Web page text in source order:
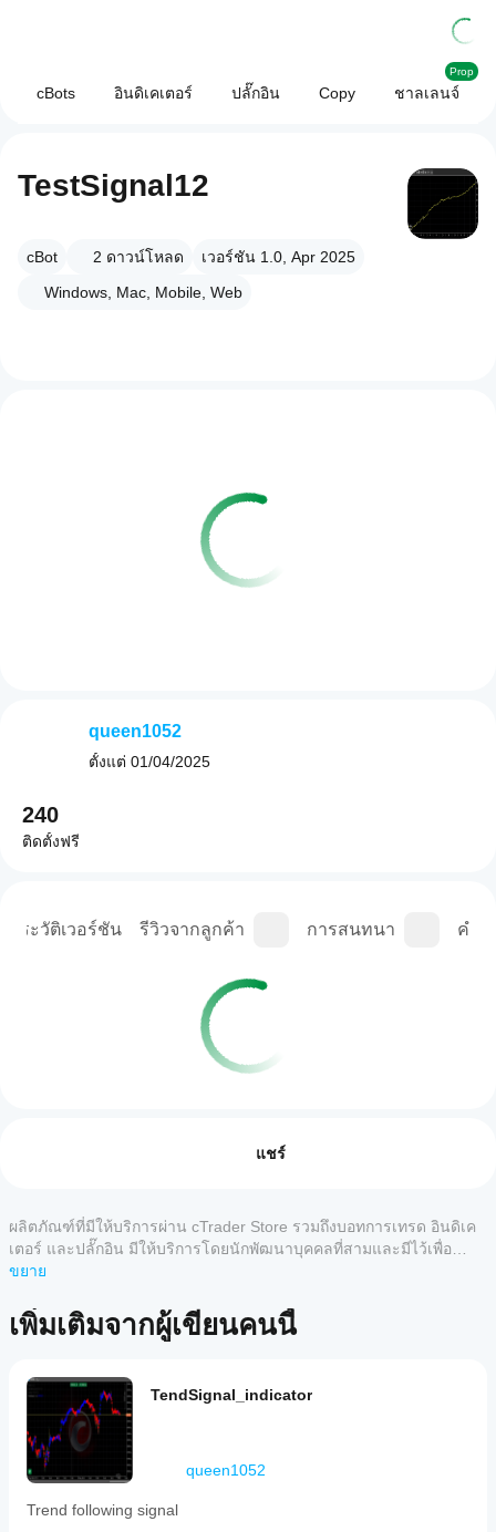
cBots อินดิเคเตอร์ ปลั๊กอิน Copy ชาลเลนจ์
Prop
TestSignal12
cBot 2 ดาวน์โหลด
เวอร์ชัน 1.0, Apr 2025
Windows, Mac, Mobile, Web
ประวัติเวอร์ชัน รีวิวจากลูกค้า การสนทนา คำถ
รีวิวจากลูกค้า
ยังไม่มี
ตภัณฑ์
นี้ หาก
ล้ว ขอ
เชิญมา
เป็นคน
แรกที่
ติดตั้ง ให้
เริ่มอินส
คลาวด์
เครื่องของ
แอป
cTrader
ใดบ้าง
รองรับ
cBots?
cTrader
ทั้งหมด
รองรับ
การ
ดำเนิน
การ
คลาวด์
ทดสอบ
ประสิทธิภาพ
ของ cBot ได้
อย่างไร?
รัน cBot
บนบัญชี
ทดลองที่
ประสิทธิภาพ
แชร์
ผลิตภัณฑ์ที่มีให้บริการผ่าน cTrader Store รวมถึงบอทการเทรด อินดิเค
เตอร์ และปลั๊กอิน มีให้บริการโดยนักพัฒนาบุคคลที่สามและมีไว้เพื่อ
วัตถุประสงค์ในการเข้าถึงข้อมูลและทางเทคนิคเท่านั้น cTrader Store
หรือการรับประกันผลการดำเนินงานในอนาคต
ขยาย
เพิ่มเติมจากผู้เขียนคนนี้
TendSignal_indicator
queen1052
Trend following signal
queen1052
ตั้งแต่ 01/04/2025
240
ติดตั้งฟรี